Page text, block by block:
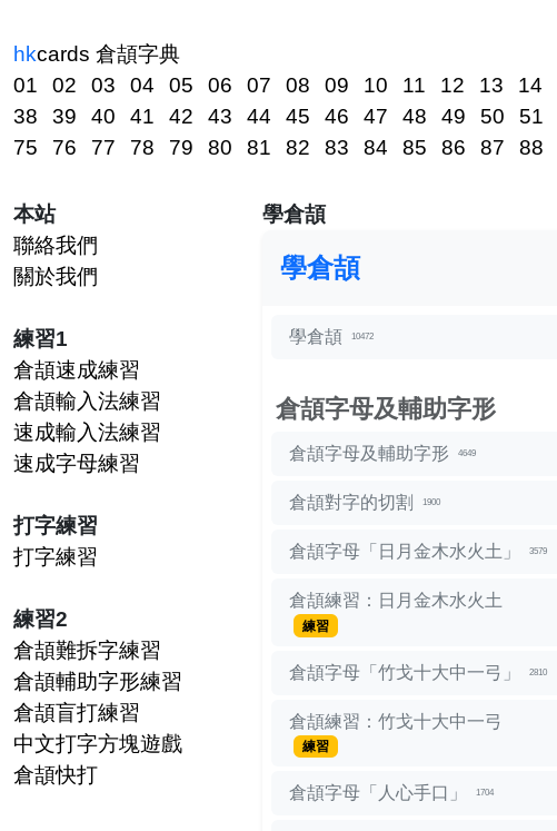
hkcards 倉頡字典
01
02 03 04 05 06 07 08 09 10 11 12 13 14
38
39 40 41 42 43 44 45 46 47 48 49 50 51
75
76 77 78 79 80 81 82 83 84 85 86 87 88
本站
聯絡我們
關於我們
練習1
倉頡速成練習
倉頡輸入法練習
速成輸入法練習
速成字母練習
打字練習
打字練習
練習2
倉頡難拆字練習
倉頡輔助字形練習
倉頡盲打練習
中文打字方塊遊戲
倉頡快打
學倉頡
學倉頡
學倉頡 10472
倉頡字母及輔助字形
倉頡字母及輔助字形 4649
倉頡對字的切割 1900
倉頡字母「日月金木水火土」 3579
倉頡練習：日月金木水火土
練習
倉頡字母「竹戈十大中一弓」 2810
倉頡練習：竹戈十大中一弓
練習
倉頡字母「人心手口」 1704